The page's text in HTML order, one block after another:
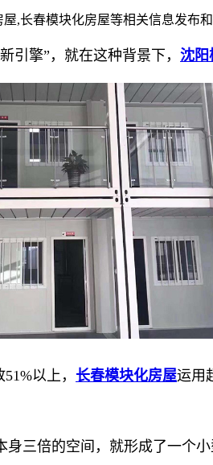
屋,长春模块化房屋等相关信息发布
擎”，就在这种背景下， 沈阳
以上， 长春模块化房屋运用
三倍的空间，就形成了一个